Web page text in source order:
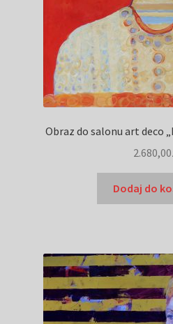
Obraz do salonu art deco
2.680,00
Dodaj do